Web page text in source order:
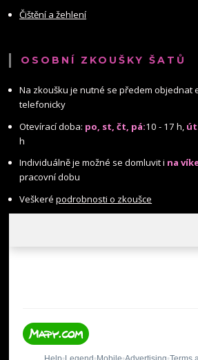
Čištění a žehlení
OSOBNÍ ZKOUŠKY ŠATŮ
Na zkoušku je nutné se předem objednat
telefonicky
Otevírací doba: po, st, čt, pá:10 - 17 h,
h
Individuálně je možné se domluvit i na
pracovní dobu
Veškerépodrobnosti o zkoušce